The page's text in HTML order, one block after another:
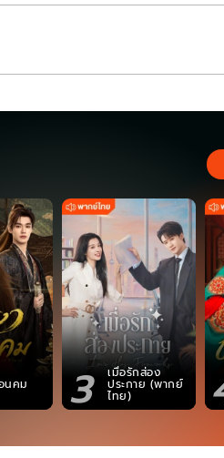
นคม 3 เมื่อรักส่อง
ประกาย (พากย์
ไทย)